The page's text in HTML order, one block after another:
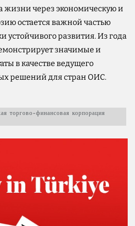
жизни через экономическую и
остается важной частью
устойчивого развития. Из года
значимые и
в качестве ведущего
решений для стран ОИС.
торгово-финансовая корпорация